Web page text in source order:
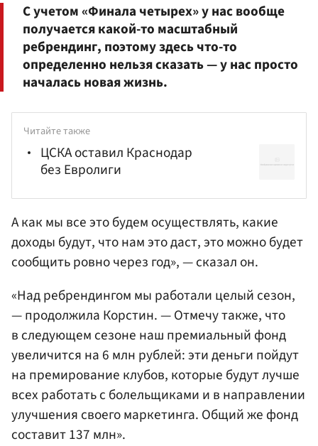
С учетом «Финала четырех» у нас вообще
получается какой-то масштабный
ребрендинг, поэтому здесь что-то
определенно нельзя сказать — у нас просто
началась новая жизнь.
Читайте также
ЦСКА оставил Краснодар
без Евролиги
А как мы все это будем осуществлять, какие
доходы будут, что нам это даст, это можно будет
сообщить ровно через год», — сказал он.
«Над ребрендингом мы работали целый сезон,
— продолжила Корстин. — Отмечу также, что
в следующем сезоне наш премиальный фонд
увеличится на 6 млн рублей: эти деньги пойдут
на премирование клубов, которые будут лучше
всех работать с болельщиками и в направлении
улучшения своего маркетинга. Общий же фонд
составит 137 млн».